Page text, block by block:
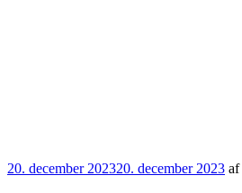
Udgivet
20. december 202320. december 2023 af